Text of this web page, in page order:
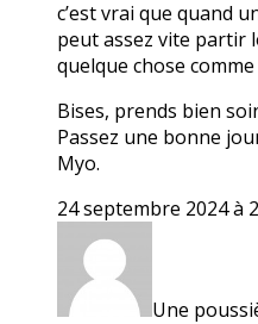
c’est vrai que quand
peut assez vite partir
quelque chose
Bises, prends bien
Passez une bonne
Myo.
24 septembre 2024 à
Une